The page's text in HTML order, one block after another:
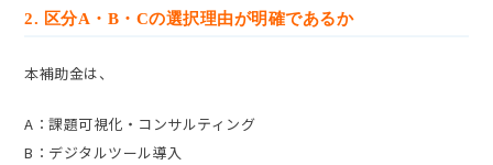
2. 区分A・B・Cの選択理由が明確であるか
本補助金は、
A：課題可視化・コンサルティング
B：デジタルツール導入